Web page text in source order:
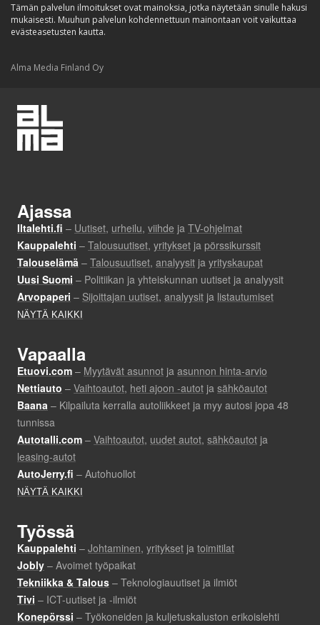
Tämän palvelun ilmoitukset ovat mainoksia, jotka näytetään sinulle hakusi
mukaisesti. Muuhun palvelun kohdennettuun mainontaan voit vaikuttaa
evästeasetusten kautta.
Alma Media Finland Oy